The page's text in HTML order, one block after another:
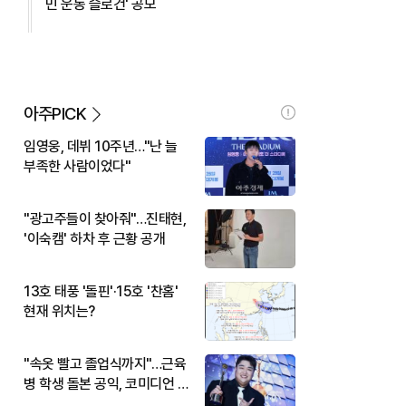
민 운동 슬로건' 공모
아주PICK
임영웅, 데뷔 10주년…"난 늘
부족한 사람이었다"
"광고주들이 찾아줘"…진태현,
'이숙캠' 하차 후 근황 공개
13호 태풍 '돌핀'·15호 '찬홈'
현재 위치는?
"속옷 빨고 졸업식까지"…근육
병 학생 돌본 공익, 코미디언 김